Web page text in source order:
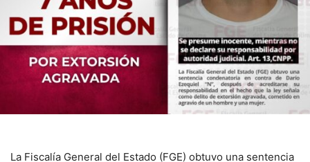
La Fiscalía General del Estado (FGE) obtuvo una sentencia